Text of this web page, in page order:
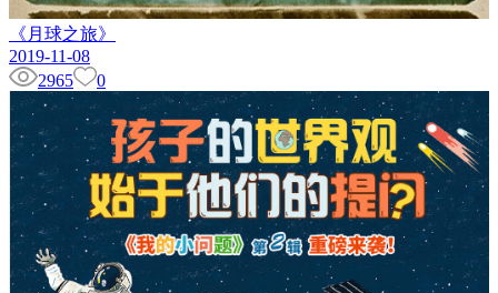
《月球之旅》
2019-11-08
2965
0